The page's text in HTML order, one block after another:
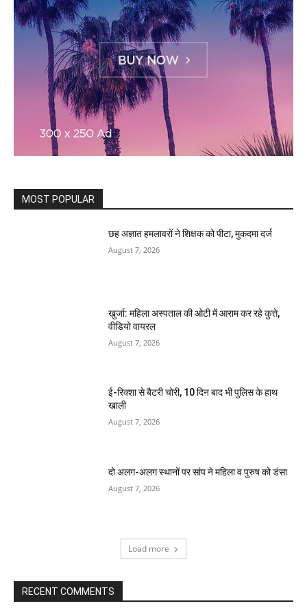
MOST POPULAR
छह अज्ञात हमलावरों ने शिक्षक को पीटा, मुकदमा दर्ज
August 7, 2026
खुर्जा: महिला अस्पताल की ओटी में आराम कर रहे कुत्ते,
वीडियो वायरल
August 7, 2026
ई-रिक्शा से बैटरी चोरी, 10 दिन बाद भी पुलिस के हाथ
खाली
August 7, 2026
दो अलग-अलग स्थानों पर सांप ने महिला व पुरुष को डंसा
August 7, 2026
Load more
RECENT COMMENTS